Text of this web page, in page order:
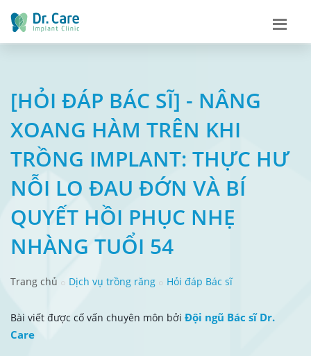
[HỎI ĐÁP BÁC SĨ] - NÂNG
XOANG HÀM TRÊN KHI
TRỒNG IMPLANT: THỰC HƯ
NỖI LO ĐAU ĐỚN VÀ BÍ
QUYẾT HỒI PHỤC NHẸ
NHÀNG TUỔI 54
Trang chủ Dịch vụ trồng răng Hỏi đáp Bác sĩ
Bài viết được cố vấn chuyên môn bởi Đội ngũ Bác sĩ Dr.
Care